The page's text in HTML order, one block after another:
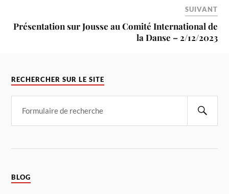
SUIVANT
Présentation sur Jousse au Comité International de
la Danse – 2/12/2023
RECHERCHER SUR LE SITE
BLOG